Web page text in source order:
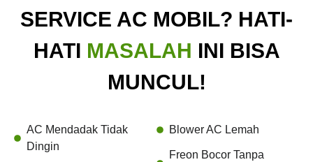
SERVICE AC MOBIL? HATI-
HATI MASALAH INI BISA
MUNCUL!
AC Mendadak Tidak
Dingin
Blower AC Lemah
Freon Bocor Tanpa